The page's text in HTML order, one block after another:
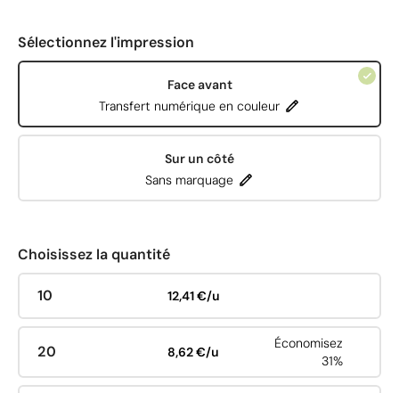
Sélectionnez l'impression
Face avant
Transfert numérique en couleur
Sur un côté
Sans marquage
Choisissez la quantité
10 12,41 €/u
20 8,62 €/u
Économisez
31%